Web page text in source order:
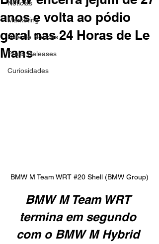
Notícias
Marketing
Sala de Notícias
Press Releases
Curiosidades
anos e volta ao pódio
geral nas 24 Horas de Le
Mans
BMW M Team WRT #20 Shell (BMW Group)
BMW M Team WRT
termina em segundo
com o BMW M Hybrid